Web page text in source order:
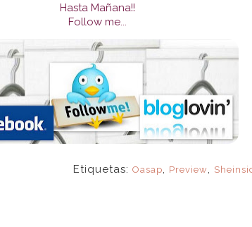
Hasta Mañana!!
Follow me...
Etiquetas: Oasap, Preview,